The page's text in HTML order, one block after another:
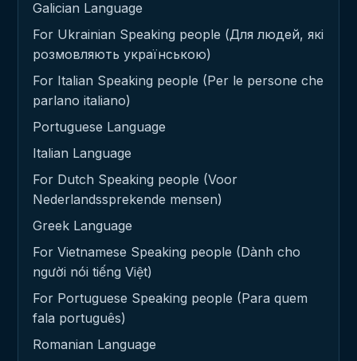
Galician Language
For Ukrainian Speaking people (Для людей, які
розмовляють українською)
For Italian Speaking people (Per le persone che
parlano italiano)
Portuguese Language
Italian Language
For Dutch Speaking people (Voor
Nederlandssprekende mensen)
Greek Language
For Vietnamese Speaking people (Dành cho
người nói tiếng Việt)
For Portuguese Speaking people (Para quem
fala português)
Romanian Language